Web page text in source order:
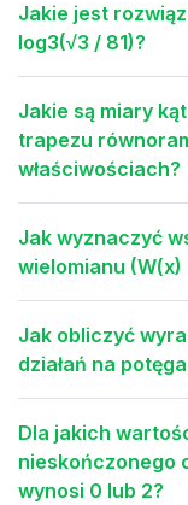
Jakie jest
log3(√3 / 81)?
Jakie są miary
trapezu
właściwościach?
Jak wyznaczyć
wielomianu (W(x)
Jak obliczyć
działań na
Dla jakich
nieskończonego
wynosi 0 lub 2?